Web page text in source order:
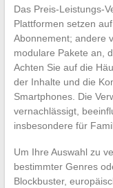
Das Preis-Leistungs-
Plattformen setzen
Abonnement; andere
modulare Pakete an,
Achten Sie auf die
der Inhalte und die
Smartphones. Die
vernachlässigt,
insbesondere für
Um Ihre Auswahl zu
bestimmter Genres
Blockbuster,